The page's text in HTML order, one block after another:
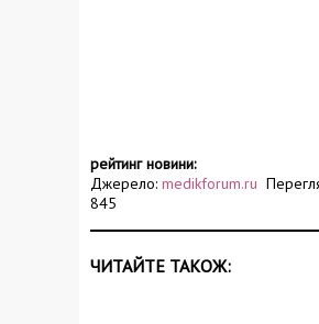
рейтинг новини:
Джерело: medikforum.ru
845
ЧИТАЙТЕ ТАКОЖ: